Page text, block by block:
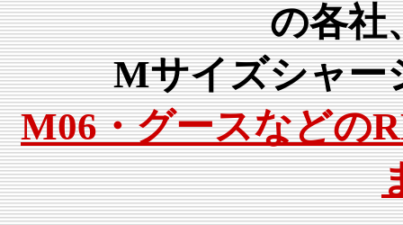
の各社
Mサイズシャー
M06・グースなどの